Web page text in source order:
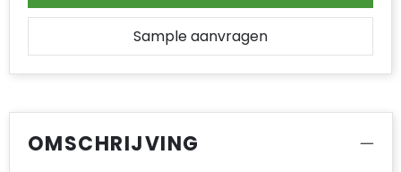
Sample aanvragen
OMSCHRIJVING